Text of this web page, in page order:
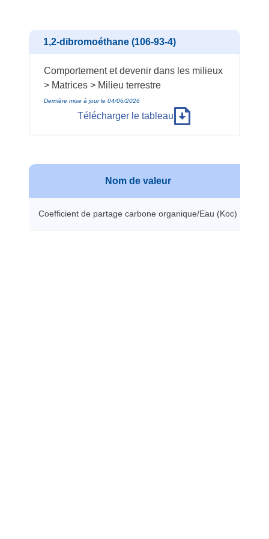
1,2-dibromoéthane (106-93-4)
Comportement et devenir dans les milieux
> Matrices > Milieu terrestre
Dernière mise à jour le 04/06/2026
Télécharger le tableau
Nom de valeur
Coefficient de partage carbone organique/Eau (Koc)